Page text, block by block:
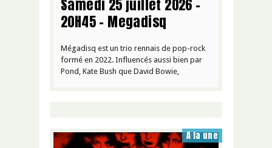
Samedi 25 juillet 2026 –
20H45 – Megadisq
Mégadisq est un trio rennais de pop-rock
formé en 2022. Influencés aussi bien par
Pond, Kate Bush que David Bowie,
A la une